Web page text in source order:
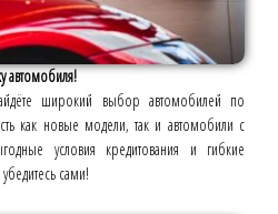
автомобиля!
широкий выбор автомобилей по
как новые модели, так и автомобили с
условия кредитования и гибкие
сами!